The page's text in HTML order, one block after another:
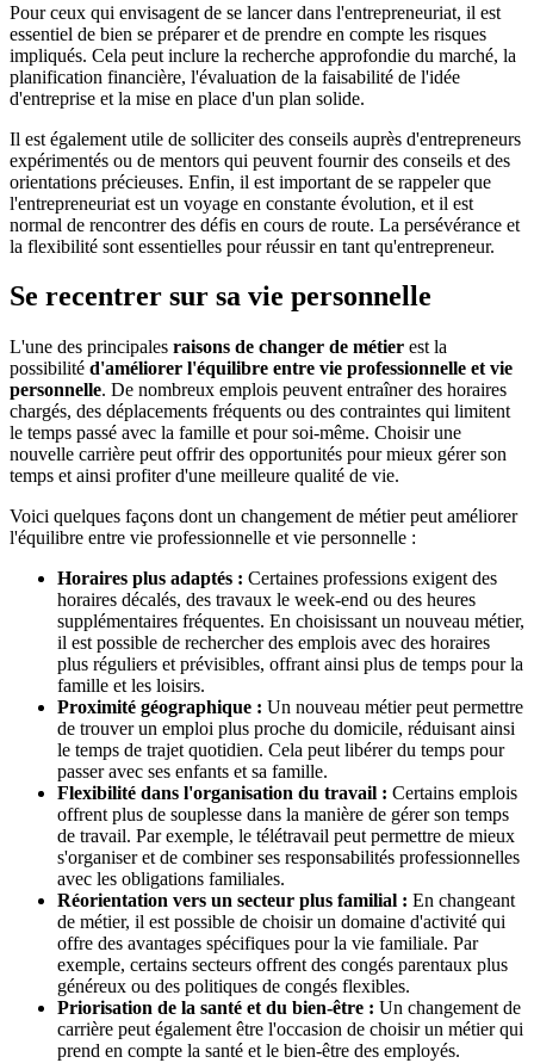
Pour ceux qui envisagent de se lancer dans l'entrepreneuriat, il est
essentiel de bien se préparer et de prendre en compte les risques
impliqués. Cela peut inclure la recherche approfondie du marché, la
planification financière, l'évaluation de la faisabilité de l'idée
d'entreprise et la mise en place d'un plan solide.
Il est également utile de solliciter des conseils auprès d'entrepreneurs
expérimentés ou de mentors qui peuvent fournir des conseils et des
orientations précieuses. Enfin, il est important de se rappeler que
l'entrepreneuriat est un voyage en constante évolution, et il est
normal de rencontrer des défis en cours de route. La persévérance et
la flexibilité sont essentielles pour réussir en tant qu'entrepreneur.
Se recentrer sur sa vie personnelle
L'une des principales raisons de changer de métier est la
possibilité d'améliorer l'équilibre entre vie professionnelle et vie
personnelle. De nombreux emplois peuvent entraîner des horaires
chargés, des déplacements fréquents ou des contraintes qui limitent
le temps passé avec la famille et pour soi-même. Choisir une
nouvelle carrière peut offrir des opportunités pour mieux gérer son
temps et ainsi profiter d'une meilleure qualité de vie.
Voici quelques façons dont un changement de métier peut améliorer
l'équilibre entre vie professionnelle et vie personnelle :
Horaires plus adaptés : Certaines professions exigent des
horaires décalés, des travaux le week-end ou des heures
supplémentaires fréquentes. En choisissant un nouveau métier,
il est possible de rechercher des emplois avec des horaires
plus réguliers et prévisibles, offrant ainsi plus de temps pour la
famille et les loisirs.
Proximité géographique : Un nouveau métier peut permettre
de trouver un emploi plus proche du domicile, réduisant ainsi
le temps de trajet quotidien. Cela peut libérer du temps pour
passer avec ses enfants et sa famille.
Flexibilité dans l'organisation du travail : Certains emplois
offrent plus de souplesse dans la manière de gérer son temps
de travail. Par exemple, le télétravail peut permettre de mieux
s'organiser et de combiner ses responsabilités professionnelles
avec les obligations familiales.
Réorientation vers un secteur plus familial : En changeant
de métier, il est possible de choisir un domaine d'activité qui
offre des avantages spécifiques pour la vie familiale. Par
exemple, certains secteurs offrent des congés parentaux plus
généreux ou des politiques de congés flexibles.
Priorisation de la santé et du bien-être : Un changement de
carrière peut également être l'occasion de choisir un métier qui
prend en compte la santé et le bien-être des employés.